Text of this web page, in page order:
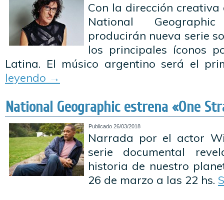
Con la dirección creativa
National
producirán nueva serie
los principales íconos
Latina. El músico argentino será el
leyendo →
National Geographic estrena «One
Publicado 26/03/2018
Narrada por el actor
serie documental
historia de nuestro
26 de marzo a las 22 hs.